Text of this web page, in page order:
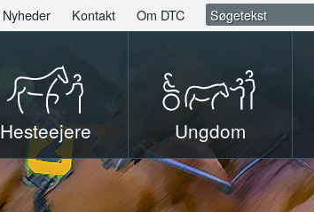
Nyheder Kontakt Om DTC
Hesteejere Ungdom